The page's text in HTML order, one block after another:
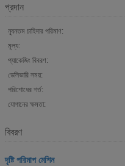
প্রদান
ন্যূনতম চাহিদার পরিমাণ:
মূল্য:
প্যাকেজিং বিবরণ:
ডেলিভারি সময়:
পরিশোধের শর্ত:
যোগানের ক্ষমতা:
বিবরণ
দৃষ্টি পরিমাপ মেশিন